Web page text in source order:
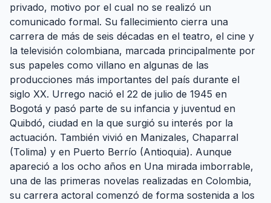
privado, motivo por el cual no se realizó un
comunicado formal. Su fallecimiento cierra una
carrera de más de seis décadas en el teatro, el cine y
la televisión colombiana, marcada principalmente por
sus papeles como villano en algunas de las
producciones más importantes del país durante el
siglo XX. Urrego nació el 22 de julio de 1945 en
Bogotá y pasó parte de su infancia y juventud en
Quibdó, ciudad en la que surgió su interés por la
actuación. También vivió en Manizales, Chaparral
(Tolima) y en Puerto Berrío (Antioquia). Aunque
apareció a los ocho años en Una mirada imborrable,
una de las primeras novelas realizadas en Colombia,
su carrera actoral comenzó de forma sostenida a los